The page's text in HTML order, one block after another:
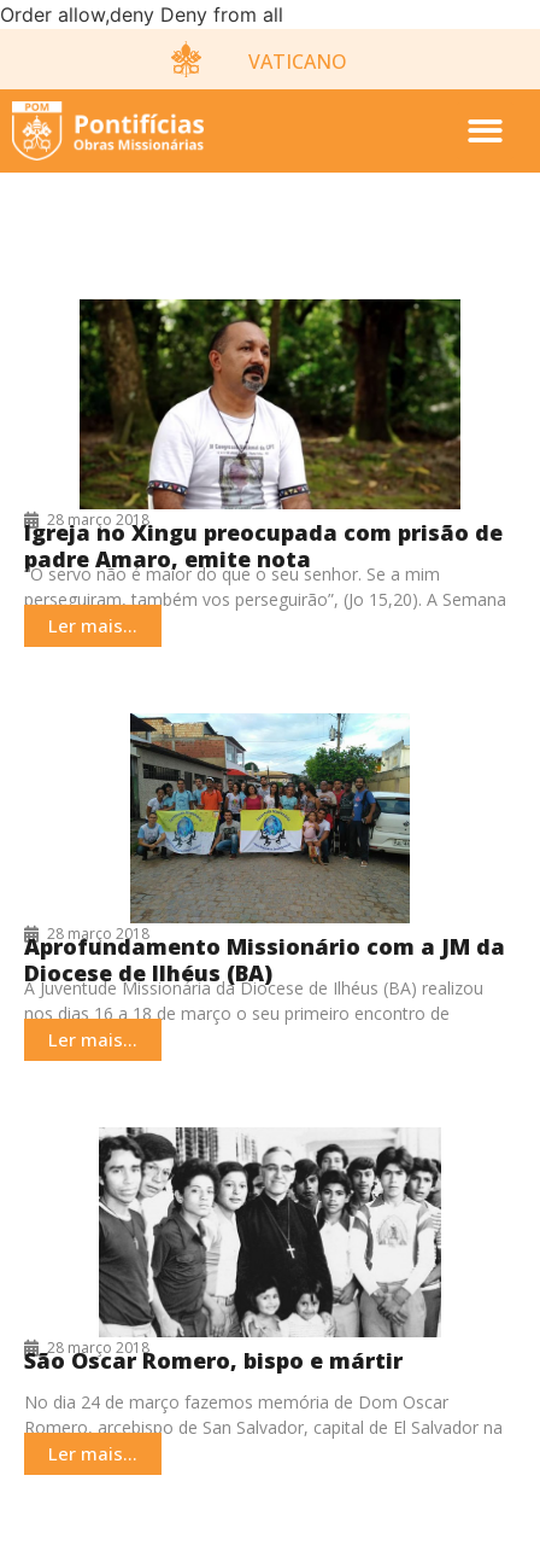
Order allow,deny Deny from all
VATICANO
28 março 2018
Igreja no Xingu preocupada com prisão de
padre Amaro, emite nota
“O servo não é maior do que o seu senhor. Se a mim
perseguiram, também vos perseguirão”, (Jo 15,20). A Semana
Santa começou com
Ler mais...
28 março 2018
Aprofundamento Missionário com a JM da
Diocese de Ilhéus (BA)
A Juventude Missionária da Diocese de Ilhéus (BA) realizou
nos dias 16 a 18 de março o seu primeiro encontro de
formação. Na oportunidade
Ler mais...
28 março 2018
São Oscar Romero, bispo e mártir
No dia 24 de março fazemos memória de Dom Oscar
Romero, arcebispo de San Salvador, capital de El Salvador na
América Central, assassinado enquanto celebrava
Ler mais...